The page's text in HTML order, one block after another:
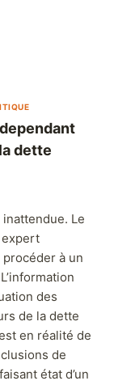
dette
inattendue. Le
expert
à un
des
de la dette
en réalité de
de
état d’un